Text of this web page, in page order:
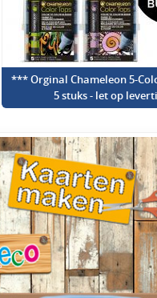
*** Orginal Chameleon 5-
5 stuks - let op